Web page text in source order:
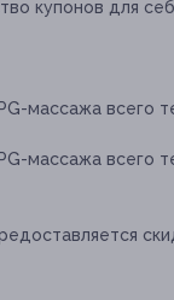
купонов для
массажа всего
массажа всего